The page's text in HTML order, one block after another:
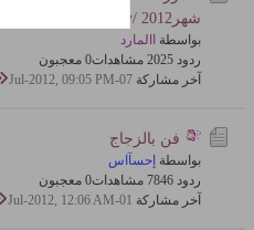
شهرMay/ 2012 من <نـاشـونـال جـيـو ﮕـرافـيـك>
بواسطة
االمارد
ردود 5
202 مشاهدات
0 معجبون
آخر مشاركة 07-Jul-2012, 09:05 PM
فن بالزجاج
بواسطة إحسآاس
ردود 6
784 مشاهدات
0 معجبون
آخر مشاركة 01-Jul-2012, 12:06 AM